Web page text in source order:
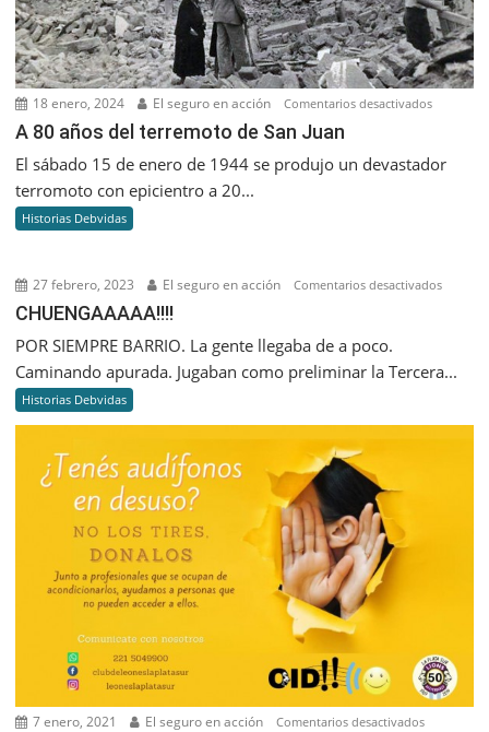
18 enero, 2024 El seguro en acción Comentarios desactivadosen
años
Juan
A 80 años del terremoto de San Juan
El sábado 15 de enero de 1944 se produjo un devastador
terromoto con epicientro a 20...
Historias Debvidas
27 febrero, 2023 El seguro en acción Comentarios desactivadosen
CHUENGAAAAA!!!!
POR SIEMPRE BARRIO. La gente llegaba de a poco.
Caminando apurada. Jugaban como preliminar la Tercera...
Historias Debvidas
7 enero, 2021 El seguro en acción Comentarios desactivadosen